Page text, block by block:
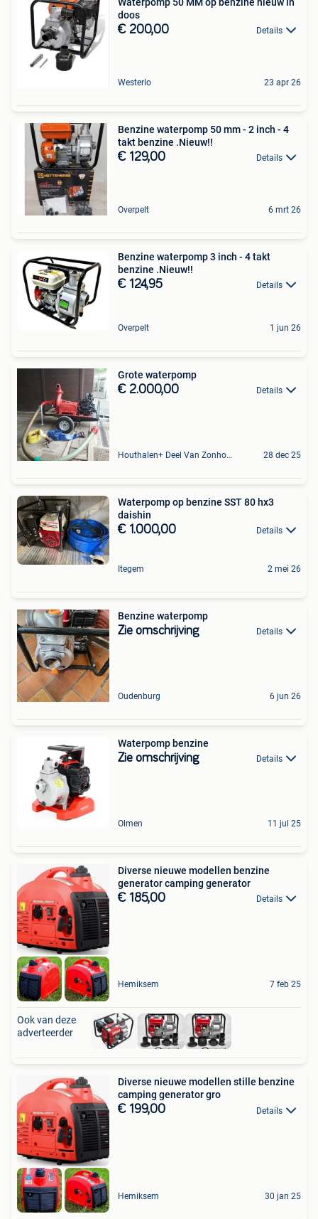
doos
€ 200,00 Details
Westerlo 23 apr 26
Benzine waterpomp 50 mm - 2 inch - 4
takt benzine .Nieuw!!
€ 129,00 Details
Overpelt 6 mrt 26
Benzine waterpomp 3 inch - 4 takt
benzine .Nieuw!!
€ 124,95 Details
Overpelt 1 jun 26
Grote waterpomp
€ 2.000,00 Details
Houthalen+ Deel Van Zonhoven En Zolder 28 dec 25
Waterpomp op benzine SST 80 hx3
daishin
€ 1.000,00 Details
Itegem 2 mei 26
Benzine waterpomp
Zie omschrijving Details
Oudenburg 6 jun 26
Waterpomp benzine
Zie omschrijving Details
Olmen 11 jul 25
Diverse nieuwe modellen benzine
generator camping generator
€ 185,00 Details
Hemiksem 7 feb 25
Ook van deze
adverteerder
Diverse nieuwe modellen stille benzine
camping generator gro
€ 199,00 Details
Hemiksem 30 jan 25